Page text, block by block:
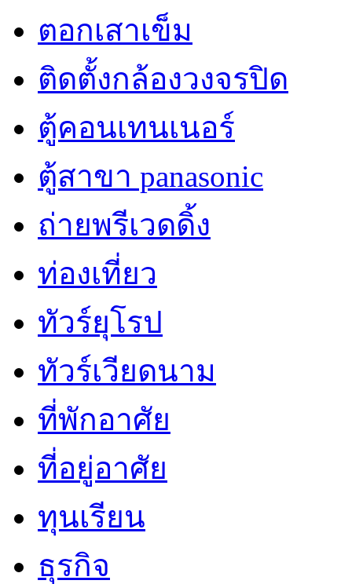
ตอกเสาเข็ม
ติดตั้งกล้องวงจรปิด
ตู้คอนเทนเนอร์
ตู้สาขา panasonic
ถ่ายพรีเวดดิ้ง
ท่องเที่ยว
ทัวร์ยุโรป
ทัวร์เวียดนาม
ที่พักอาศัย
ที่อยู่อาศัย
ทุนเรียน
ธุรกิจ